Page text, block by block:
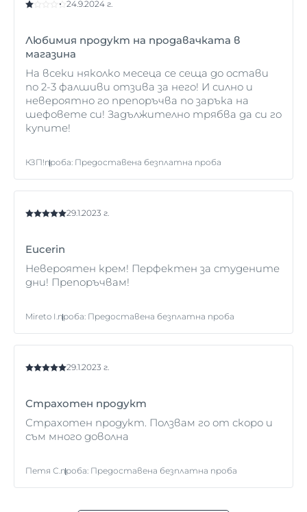
не се нанася върху отворени рани. След като
крем за ръце с урея 5%.
24.9.2024 г.
Любимия продукт на продавачката в
магазина
На всеки няколко месеца се сеща до остави
по 2-3 фалшиви отзива за него! И силно и
невероятно го препоръчва по заръка на
шефовете си! Задължително трябва да си го
купите!
КЗП!проба: Предоставена безплатна проба
29.1.2023 г.
Eucerin
Невероятен крем! Перфектен за студените
дни! Препоръчвам!
Mireto I.проба: Предоставена безплатна проба
29.1.2023 г.
Страхотен продукт
Страхотен продукт. Ползвам го от скоро и
съм много доволна
Петя С.проба: Предоставена безплатна проба